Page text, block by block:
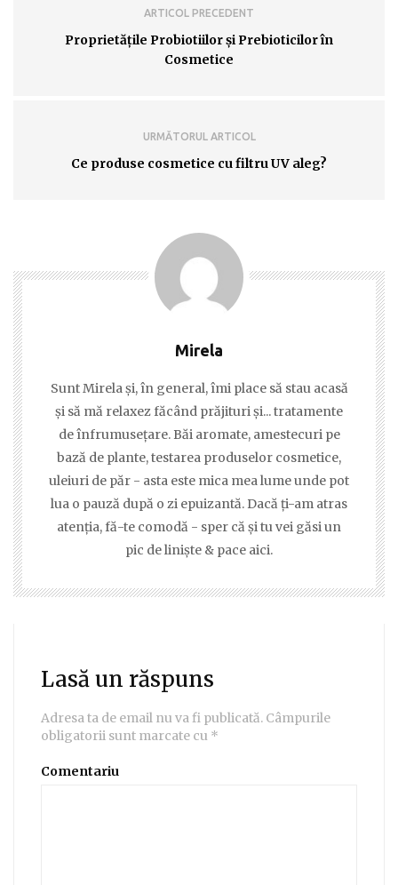
ARTICOL PRECEDENT
Proprietățile Probiotiilor și Prebioticilor în
Cosmetice
URMĂTORUL ARTICOL
Ce produse cosmetice cu filtru UV aleg?
Mirela
Sunt Mirela şi, în general, îmi place să stau acasă
şi să mă relaxez făcând prăjituri şi... tratamente
de înfrumuseţare. Băi aromate, amestecuri pe
bază de plante, testarea produselor cosmetice,
uleiuri de păr - asta este mica mea lume unde pot
lua o pauză după o zi epuizantă. Dacă ţi-am atras
atenţia, fă-te comodă - sper că şi tu vei găsi un
pic de linişte & pace aici.
Lasă un răspuns
Adresa ta de email nu va fi publicată. Câmpurile
obligatorii sunt marcate cu *
Comentariu